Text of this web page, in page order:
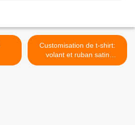
Customisation de t-shirt:
volant et ruban satin
(diaporama) >